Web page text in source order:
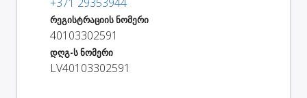
რეგისტრაციის ნომერი
40103302591
დღგ-ს ნომერი
LV40103302591